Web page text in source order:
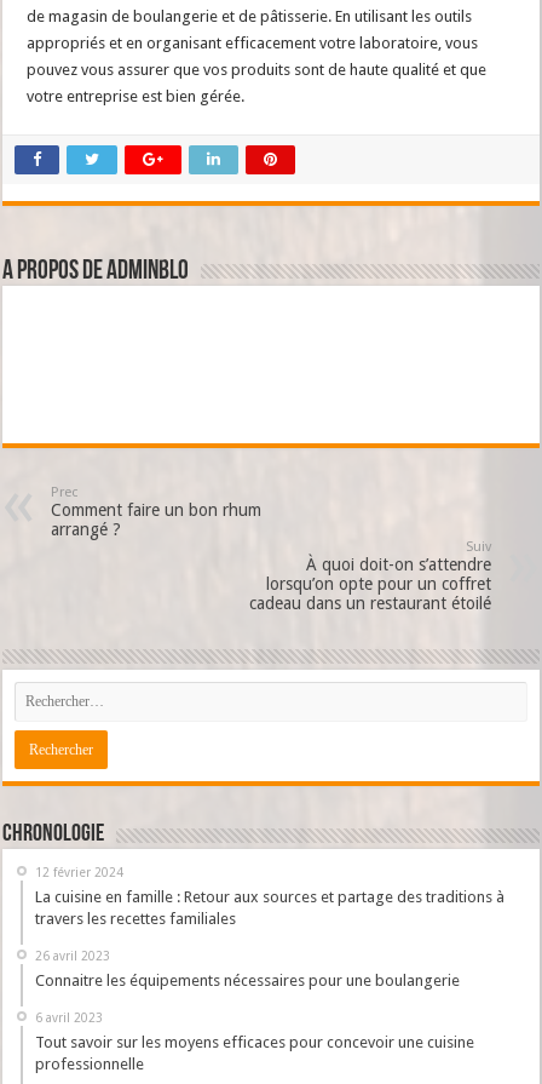
de magasin de boulangerie et de pâtisserie. En utilisant les outils
appropriés et en organisant efficacement votre laboratoire, vous
pouvez vous assurer que vos produits sont de haute qualité et que
votre entreprise est bien gérée.
A propos de adminBlo
Prec
Comment faire un bon rhum
arrangé ?
Suiv
À quoi doit-on s’attendre
lorsqu’on opte pour un coffret
cadeau dans un restaurant étoilé
Chronologie
12 février 2024
La cuisine en famille : Retour aux sources et partage des traditions à
travers les recettes familiales
26 avril 2023
Connaitre les équipements nécessaires pour une boulangerie
6 avril 2023
Tout savoir sur les moyens efficaces pour concevoir une cuisine
professionnelle